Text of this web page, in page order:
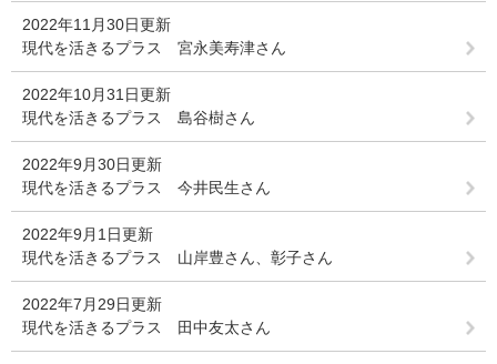
2022年11月30日更新
現代を活きるプラス 宮永美寿津さん
2022年10月31日更新
現代を活きるプラス 島谷樹さん
2022年9月30日更新
現代を活きるプラス 今井民生さん
2022年9月1日更新
現代を活きるプラス 山岸豊さん、彰子さん
2022年7月29日更新
現代を活きるプラス 田中友太さん